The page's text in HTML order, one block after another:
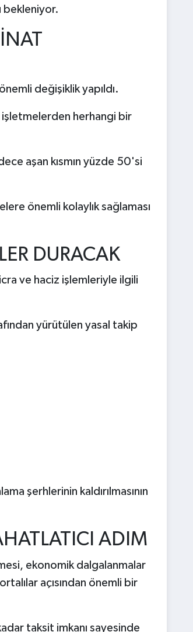
bekleniyor.
değişiklik yapıldı.
işletmelerden herhangi bir
aşan kısmın yüzde 50'si
önemli kolaylık sağlaması
DURACAK
ve haciz işlemleriyle ilgili
yürütülen yasal takip
şerhlerinin kaldırılmasının
ADIM
ekonomik dalgalanmalar
açısından önemli bir
taksit imkanı sayesinde